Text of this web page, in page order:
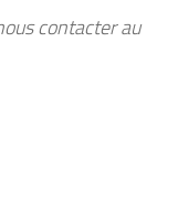
contacter au